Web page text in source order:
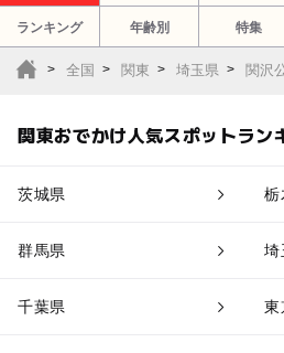
ランキング 年齢別 特集
全国 関東 埼玉県 関沢
関東おでかけ人気スポットラン
茨城県 栃
群馬県 埼
千葉県 東